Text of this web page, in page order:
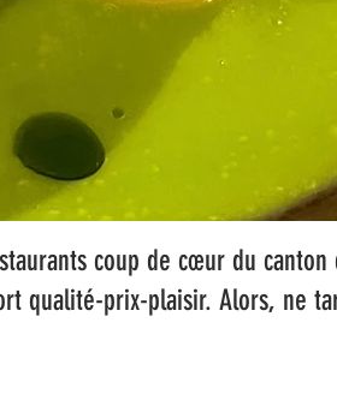
coup de cœur du canton
qualité-prix-plaisir. Alors, ne